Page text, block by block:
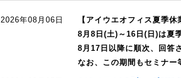
2026年08月06日
【アイウエオフィス夏季
8月8日(土)～16日(日)は夏
8月17日以降に順次、回答
なお、この期間もセミナ